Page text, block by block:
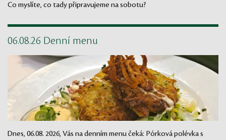
Co myslíte, co tady připravujeme na sobotu?
06.08.26 Denní menu
Dnes, 06.08. 2026, Vás na denním menu čeká: Pórková polévka s